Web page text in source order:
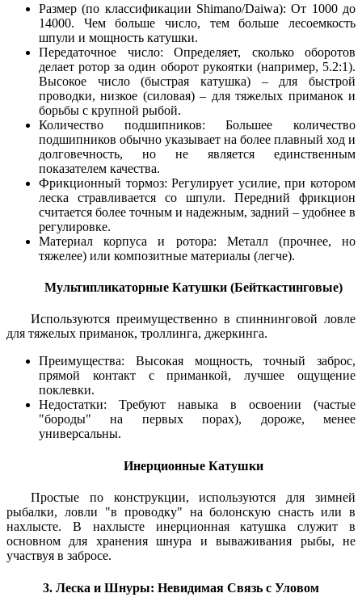
Размер (по классификации Shimano/Daiwa): От 1000 до
14000. Чем больше число, тем больше лесоемкость
шпули и мощность катушки.
Передаточное число: Определяет, сколько оборотов
делает ротор за один оборот рукоятки (например, 5.2:1).
Высокое число (быстрая катушка) – для быстрой
проводки, низкое (силовая) – для тяжелых приманок и
борьбы с крупной рыбой.
Количество подшипников: Большее количество
подшипников обычно указывает на более плавный ход и
долговечность, но не является единственным
показателем качества.
Фрикционный тормоз: Регулирует усилие, при котором
леска стравливается со шпули. Передний фрикцион
считается более точным и надежным, задний – удобнее в
регулировке.
Материал корпуса и ротора: Металл (прочнее, но
тяжелее) или композитные материалы (легче).
Мультипликаторные Катушки (Бейткастинговые)
Используются преимущественно в спиннинговой ловле
для тяжелых приманок, троллинга, джеркинга.
Преимущества: Высокая мощность, точный заброс,
прямой контакт с приманкой, лучшее ощущение
поклевки.
Недостатки: Требуют навыка в освоении (частые
"бороды" на первых порах), дороже, менее
универсальны.
Инерционные Катушки
Простые по конструкции, используются для зимней
рыбалки, ловли "в проводку" на болонскую снасть или в
нахлысте. В нахлысте инерционная катушка служит в
основном для хранения шнура и вываживания рыбы, не
участвуя в забросе.
3. Леска и Шнуры: Невидимая Связь с Уловом